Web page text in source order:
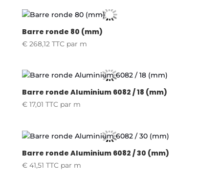
Barre ronde 80 (mm)
€268,12 TTCpar m
Barre ronde Aluminium 6082 / 18 (mm)
€17,01 TTCpar m
Barre ronde Aluminium 6082 / 30 (mm)
€41,51 TTCpar m